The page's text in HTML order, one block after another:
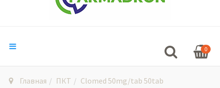
0
Главная ПКТ Clomed 50mg/tab 50tab